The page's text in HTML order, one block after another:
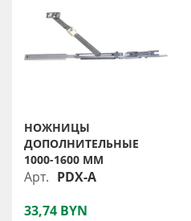
НОЖНИЦЫ
ДОПОЛНИТЕЛЬНЫЕ
1000-1600 ММ
Арт. PDX-A
33,74 BYN